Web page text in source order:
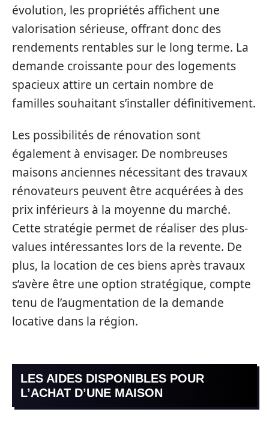
évolution, les propriétés affichent une
valorisation sérieuse, offrant donc des
rendements rentables sur le long terme. La
demande croissante pour des logements
spacieux attire un certain nombre de
familles souhaitant s’installer définitivement.
Les possibilités de rénovation sont
également à envisager. De nombreuses
maisons anciennes nécessitant des travaux
rénovateurs peuvent être acquérées à des
prix inférieurs à la moyenne du marché.
Cette stratégie permet de réaliser des plus-
values intéressantes lors de la revente. De
plus, la location de ces biens après travaux
s’avère être une option stratégique, compte
tenu de l’augmentation de la demande
locative dans la région.
LES AIDES DISPONIBLES POUR
L’ACHAT D’UNE MAISON